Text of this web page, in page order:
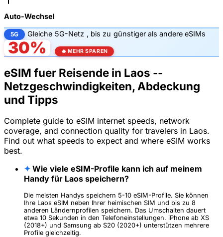
Auto-Wechsel
5G Gleiche 5G-Netz , bis zu günstiger als andere eSIMs
30% 🔥 MEHR SPAREN
eSIM fuer Reisende in Laos --
Netzgeschwindigkeiten, Abdeckung
und Tipps
Complete guide to eSIM internet speeds, network
coverage, and connection quality for travelers in Laos.
Find out what speeds to expect and where eSIM works
best.
✦ Wie viele eSIM-Profile kann ich auf meinem
Handy für Laos speichern?
Die meisten Handys speichern 5-10 eSIM-Profile. Sie können
Ihre Laos eSIM neben Ihrer heimischen SIM und bis zu 8
anderen Ländernprofilen speichern. Das Umschalten dauert
etwa 10 Sekunden in den Telefoneinstellungen. iPhone ab XS
(2018+) und Samsung ab S20 (2020+) unterstützen mehrere
Profile gleichzeitig.